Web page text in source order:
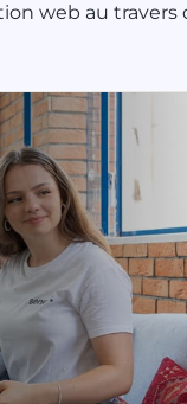
web au travers